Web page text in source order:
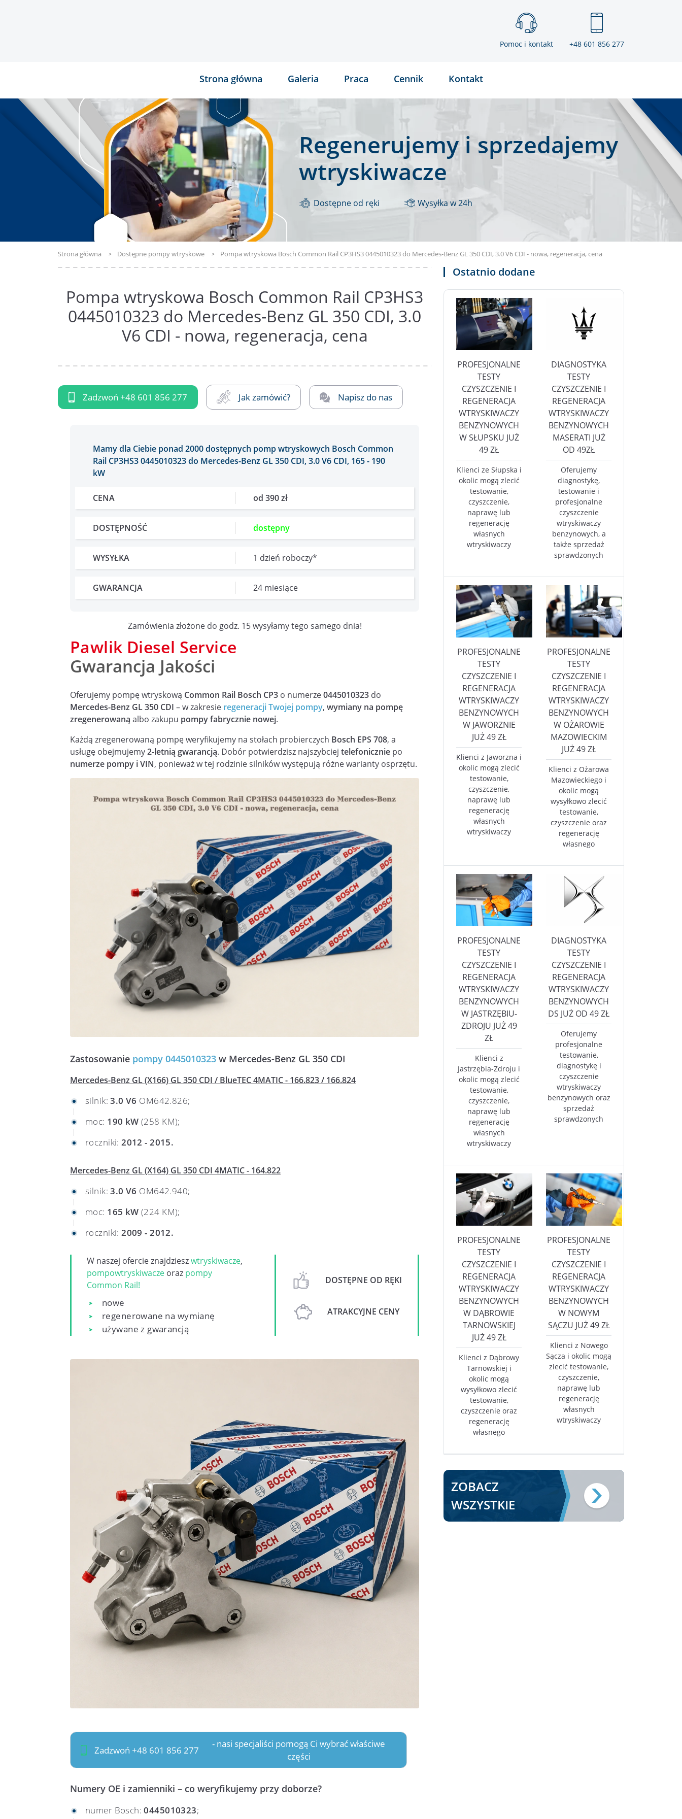
Pomoc i kontakt +48 601 856 277
Strona główna Galeria Praca Cennik Kontakt
Regenerujemy i sprzedajemy
wtryskiwacze
Dostępne od ręki Wysyłka w 24h
Strona główna Dostępne pompy wtryskowe Pompa wtryskowa Bosch Common Rail CP3HS3 0445010323 do Mercedes-Benz GL 350 CDI, 3.0 V6 CDI - nowa, regeneracja, cena
Pompa wtryskowa Bosch Common Rail CP3HS3
0445010323 do Mercedes-Benz GL 350 CDI, 3.0
V6 CDI - nowa, regeneracja, cena
Zadzwoń +48 601 856 277 Jak zamówić? Napisz do nas
Mamy dla Ciebie ponad 2000 dostępnych pomp wtryskowych Bosch Common
Rail CP3HS3 0445010323 do Mercedes-Benz GL 350 CDI, 3.0 V6 CDI, 165 - 190
kW
CENA od 390 zł
DOSTĘPNOŚĆ dostępny
WYSYŁKA 1 dzień roboczy*
GWARANCJA 24 miesiące
Zamówienia złożone do godz. 15 wysyłamy tego samego dnia!
Pawlik Diesel Service
Gwarancja Jakości
Oferujemy pompę wtryskową Common Rail Bosch CP3 o numerze0445010323 do
Mercedes-Benz GL 350 CDI – w zakresie regeneracji Twojej pompy, wymiany na pompę
zregenerowaną albo zakupu pompy fabrycznie nowej.
Każdą zregenerowaną pompę weryfikujemy na stołach probierczych Bosch EPS 708, a
usługę obejmujemy2-letnią gwarancją. Dobór potwierdzisz najszybciej telefonicznie po
numerze pompy i VIN, ponieważ w tej rodzinie silników występują różne warianty osprzętu.
Zastosowanie pompy 0445010323 w Mercedes-Benz GL 350 CDI
Mercedes-Benz GL (X166) GL 350 CDI / BlueTEC 4MATIC - 166.823 / 166.824
silnik:3.0 V6 OM642.826;
moc: 190 kW (258 KM);
roczniki:2012 - 2015.
Mercedes-Benz GL (X164) GL 350 CDI 4MATIC - 164.822
silnik:3.0 V6 OM642.940;
moc: 165 kW (224 KM);
roczniki:2009 - 2012.
W naszej ofercie znajdzieszwtryskiwacze,
pompowtryskiwacze oraz pompy
Common Rail!
nowe
regenerowane na wymianę
używane z gwarancją
DOSTĘPNE OD RĘKI
ATRAKCYJNE CENY
Zadzwoń +48 601 856 277
- nasi specjaliści pomogą Ci wybrać właściwe
części
Numery OE i zamienniki – co weryfikujemy przy doborze?
numer Bosch:0445010323;
Ostatnio dodane
PROFESJONALNE
TESTY
CZYSZCZENIE I
REGENERACJA
WTRYSKIWACZY
BENZYNOWYCH
W SŁUPSKU JUŻ
49 ZŁ
Klienci ze Słupska i
okolic mogą zlecić
testowanie,
czyszczenie,
naprawę lub
regenerację
własnych
wtryskiwaczy
DIAGNOSTYKA
TESTY
CZYSZCZENIE I
REGENERACJA
WTRYSKIWACZY
BENZYNOWYCH
MASERATI JUŻ
OD 49ZŁ
Oferujemy
diagnostykę,
testowanie i
profesjonalne
czyszczenie
wtryskiwaczy
benzynowych, a
także sprzedaż
sprawdzonych
PROFESJONALNE
TESTY
CZYSZCZENIE I
REGENERACJA
WTRYSKIWACZY
BENZYNOWYCH
W JAWORZNIE
JUŻ 49 ZŁ
Klienci z Jaworzna i
okolic mogą zlecić
testowanie,
czyszczenie,
naprawę lub
regenerację
własnych
wtryskiwaczy
PROFESJONALNE
TESTY
CZYSZCZENIE I
REGENERACJA
WTRYSKIWACZY
BENZYNOWYCH
W OŻAROWIE
MAZOWIECKIM
JUŻ 49 ZŁ
Klienci z Ożarowa
Mazowieckiego i
okolic mogą
wysyłkowo zlecić
testowanie,
czyszczenie oraz
regenerację
własnego
PROFESJONALNE
TESTY
CZYSZCZENIE I
REGENERACJA
WTRYSKIWACZY
BENZYNOWYCH
W JASTRZĘBIU-
ZDROJU JUŻ 49
ZŁ
Klienci z
Jastrzębia-Zdroju i
okolic mogą zlecić
testowanie,
czyszczenie,
naprawę lub
regenerację
własnych
wtryskiwaczy
DIAGNOSTYKA
TESTY
CZYSZCZENIE I
REGENERACJA
WTRYSKIWACZY
BENZYNOWYCH
DS JUŻ OD 49 ZŁ
Oferujemy
profesjonalne
testowanie,
diagnostykę i
czyszczenie
wtryskiwaczy
benzynowych oraz
sprzedaż
sprawdzonych
PROFESJONALNE
TESTY
CZYSZCZENIE I
REGENERACJA
WTRYSKIWACZY
BENZYNOWYCH
W DĄBROWIE
TARNOWSKIEJ
JUŻ 49 ZŁ
Klienci z Dąbrowy
Tarnowskiej i
okolic mogą
wysyłkowo zlecić
testowanie,
czyszczenie oraz
regenerację
własnego
PROFESJONALNE
TESTY
CZYSZCZENIE I
REGENERACJA
WTRYSKIWACZY
BENZYNOWYCH
W NOWYM
SĄCZU JUŻ 49 ZŁ
Klienci z Nowego
Sącza i okolic mogą
zlecić testowanie,
czyszczenie,
naprawę lub
regenerację
własnych
wtryskiwaczy
ZOBACZ
WSZYSTKIE